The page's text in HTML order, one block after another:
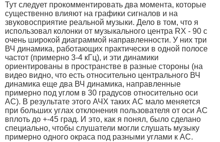
Тут следует прокомментировать два момента, которые
существенно влияют на графики сигналов и на
звуковосприятие реальной музыки. Дело в том, что я
использовал колонки от музыкального центра RX - 90 с
очень широкой диаграммой направленности. У них три
ВЧ динамика, работающих практически в одной полосе
частот (примерно 3-4 кГц), и эти динамики
ориентированы в пространстве в разные стороны (на
видео видно, что есть относительно центрального ВЧ
динамика еще два ВЧ динамика, направленные
примерно под углом в 30 градусов относительно оси
АС). В результате этого АЧХ таких АС мало меняется
при больших углах отклонения пользователя от оси АС
вплоть до +-45 град. И это, как я понял, было сделано
специально, чтобы слушатели могли слушать музыку
примерно одного окраса под разными углами к АС.